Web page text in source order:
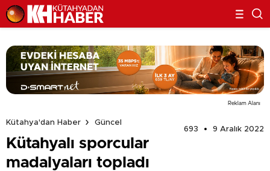
Reklam Alanı
Kütahya'dan Haber
Güncel
693
9 Aralık 2022
Kütahyalı sporcular
madalyaları topladı